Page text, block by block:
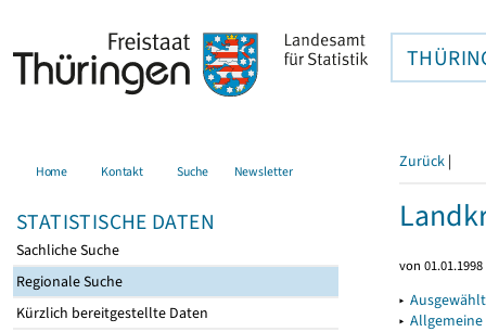
Home Kontakt Suche Newsletter
STATISTISCHE DATEN
Sachliche Suche
Regionale Suche
Kürzlich bereitgestellte Daten
Zurück |
von
▸
▸